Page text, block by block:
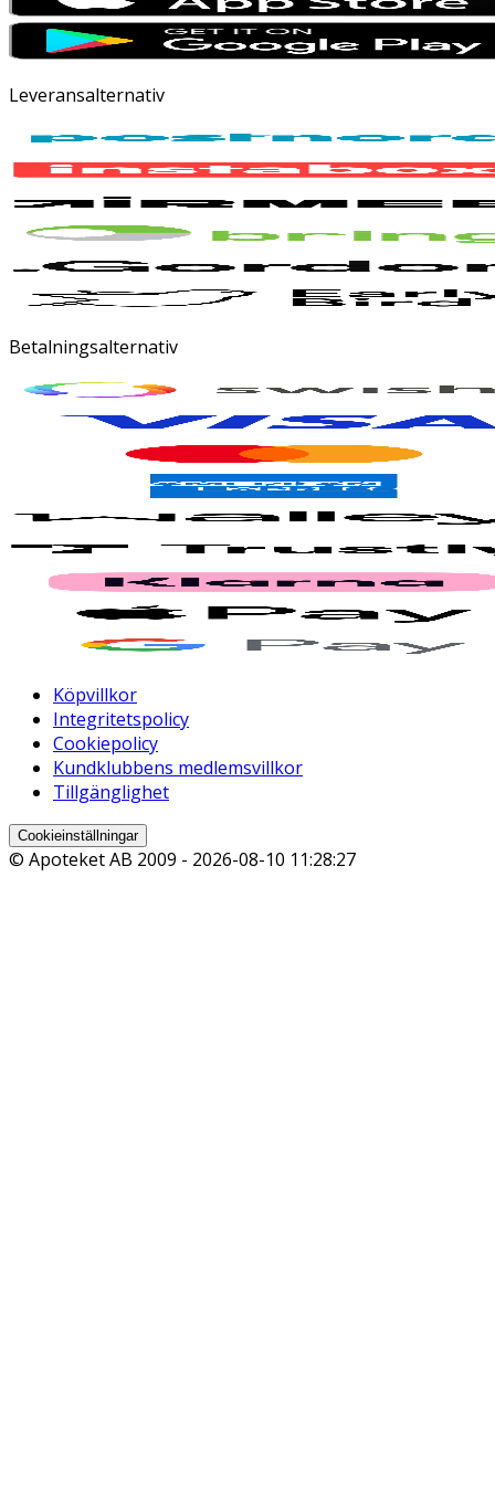
Leveransalternativ
Betalningsalternativ
Köpvillkor
Integritetspolicy
Cookiepolicy
Kundklubbens medlemsvillkor
Tillgänglighet
Cookieinställningar
© Apoteket AB 2009 - 2026-08-10 11:28:27